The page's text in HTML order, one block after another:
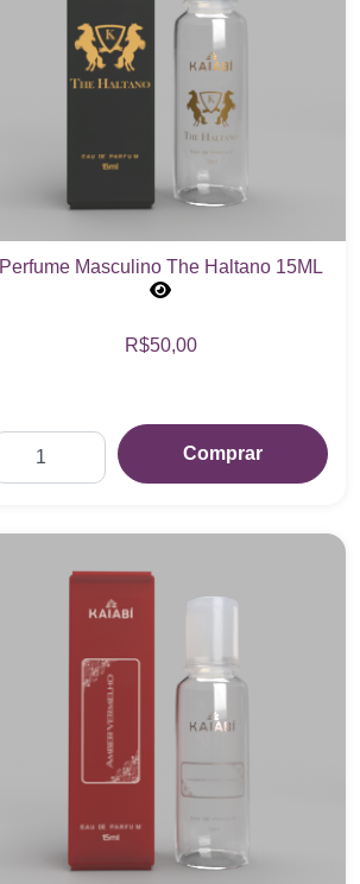
Perfume Masculino The Haltano 15ML
R$50,00
Comprar